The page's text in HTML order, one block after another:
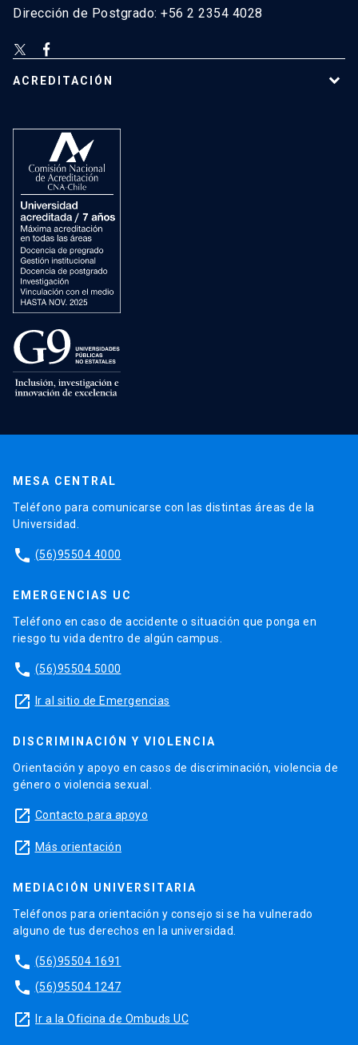
Dirección de Postgrado: +56 2 2354 4028
ACREDITACIÓN
MESA CENTRAL
Teléfono para comunicarse con las distintas áreas de la
Universidad.
phone (56)95504 4000
EMERGENCIAS UC
Teléfono en caso de accidente o situación que ponga en
riesgo tu vida dentro de algún campus.
phone (56)95504 5000
launch Ir al sitio de Emergencias
DISCRIMINACIÓN Y VIOLENCIA
Orientación y apoyo en casos de discriminación, violencia de
género o violencia sexual.
launch Contacto para apoyo
launch Más orientación
MEDIACIÓN UNIVERSITARIA
Teléfonos para orientación y consejo si se ha vulnerado
alguno de tus derechos en la universidad.
phone (56)95504 1691
phone (56)95504 1247
launch Ir a la Oficina de Ombuds UC